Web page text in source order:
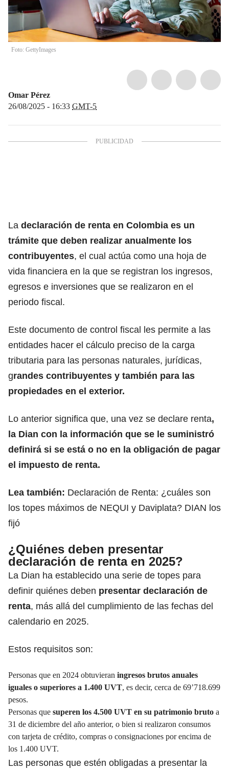
Foto: GettyImages
Omar Pérez
26/08/2025 - 16:33 GMT-5
La declaración de renta en Colombia es un
trámite que deben realizar anualmente los
contribuyentes, el cual actúa como una hoja de
vida financiera en la que se registran los ingresos,
egresos e inversiones que se realizaron en el
periodo fiscal.
Este documento de control fiscal les permite a las
entidades hacer el cálculo preciso de la carga
tributaria para las personas naturales, jurídicas,
grandes contribuyentes y también para las
propiedades en el exterior.
Lo anterior significa que, una vez se declare renta,
la Dian con la información que se le suministró
definirá si se está o no en la obligación de pagar
el impuesto de renta.
Lea también: Declaración de Renta: ¿cuáles son
los topes máximos de NEQUI y Daviplata? DIAN los
fijó
¿Quiénes deben presentar
declaración de renta en 2025?
La Dian ha establecido una serie de topes para
definir quiénes deben presentar declaración de
renta, más allá del cumplimiento de las fechas del
calendario en 2025.
Estos requisitos son:
Personas que en 2024 obtuvieran ingresos brutos anuales
iguales o superiores a 1.400 UVT, es decir, cerca de 69’718.699
pesos.
Personas que superen los 4.500 UVT en su patrimonio bruto a
31 de diciembre del año anterior, o bien si realizaron consumos
con tarjeta de crédito, compras o consignaciones por encima de
los 1.400 UVT.
Las personas que estén obligadas a presentar la